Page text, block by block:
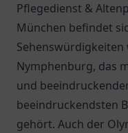
Pflegedienst &
München befindet
Sehenswürdigkeiten
Nymphenburg, das
und
beeindruckendsten
gehört. Auch der